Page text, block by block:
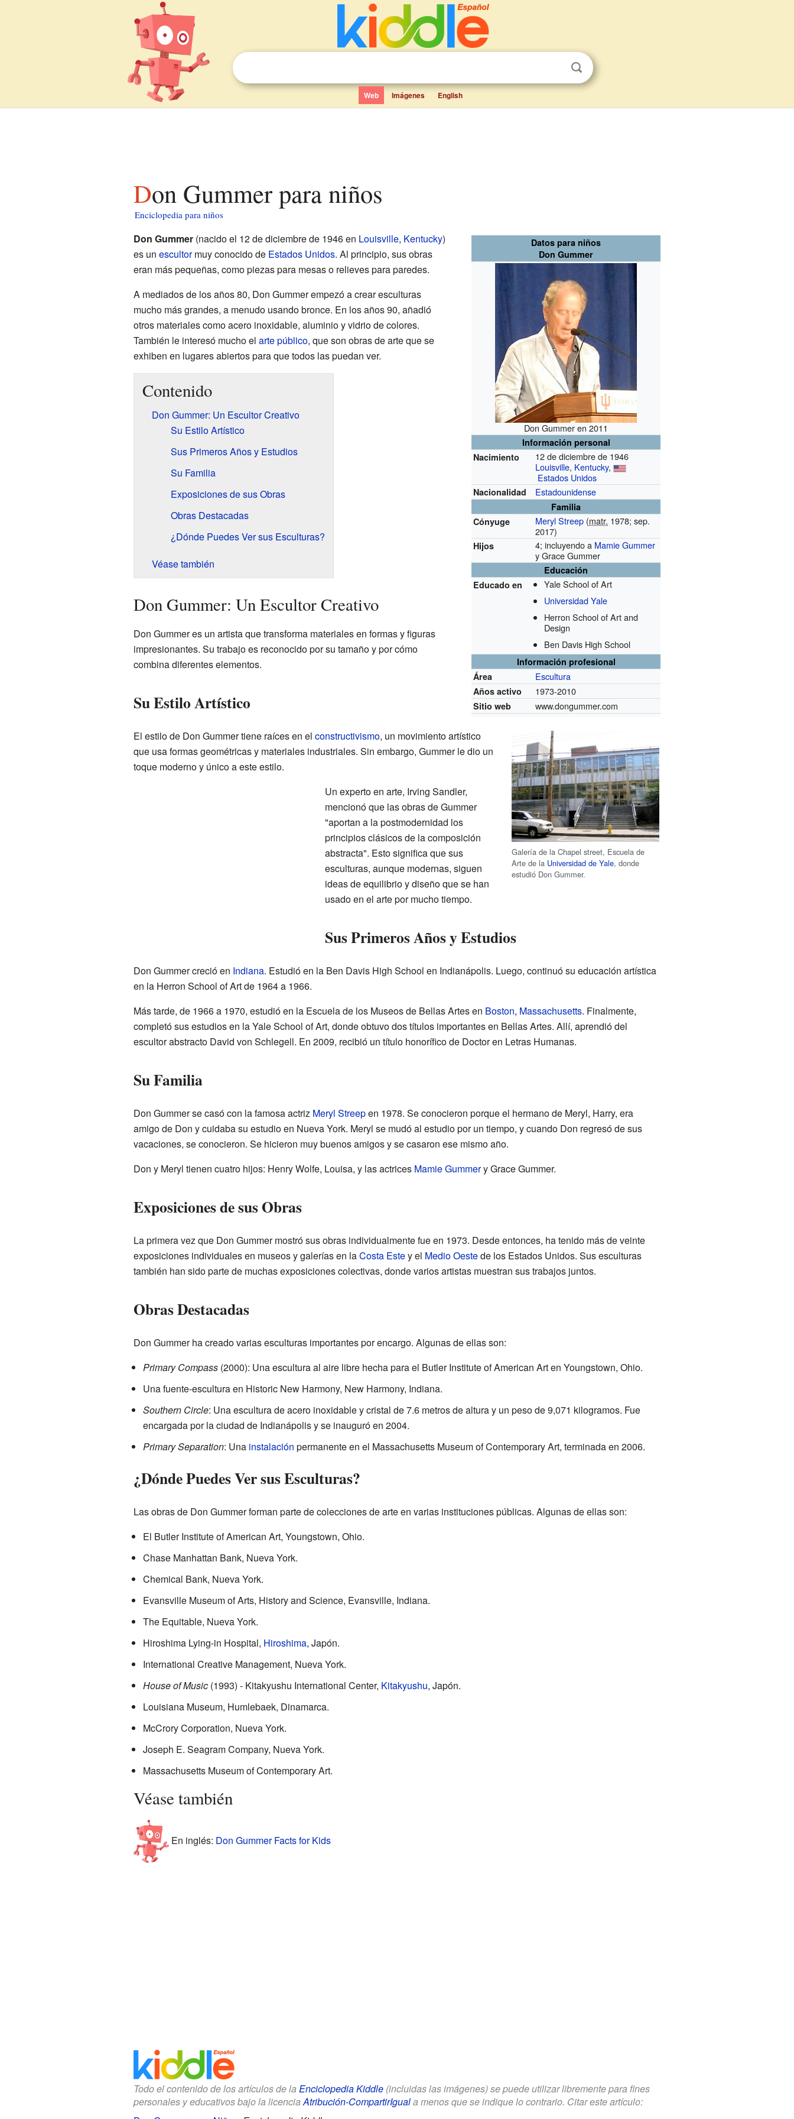
Web Imágenes English
Don Gummer para niños
Enciclopedia para niños
Datos para niños
Don Gummer
Don Gummer en 2011
Información personal
Nacimiento
12 de diciembre de 1946
Louisville, Kentucky,
Estados Unidos
Nacionalidad Estadounidense
Familia
Cónyuge
Meryl Streep (matr. 1978; sep.
2017)
Hijos 4; incluyendo a Mamie Gummer
y Grace Gummer
Educación
Educado en
Yale School of Art
Universidad Yale
Herron School of Art and
Design
Ben Davis High School
Información profesional
Área
Escultura
Años activo 1973-2010
Sitio web www.dongummer.com
Galería de la Chapel street, Escuela de
Arte de la Universidad de Yale, donde
estudió Don Gummer.
Don Gummer(nacido el 12 de diciembre de 1946 en Louisville, Kentucky)
es un escultormuy conocido de Estados Unidos. Al principio, sus obras
eran más pequeñas, como piezas para mesas o relieves para paredes.
A mediados de los años 80, Don Gummer empezó a crear esculturas
mucho más grandes, a menudo usando bronce. En los años 90, añadió
otros materiales como acero inoxidable, aluminio y vidrio de colores.
También le interesó mucho el arte público, que son obras de arte que se
exhiben en lugares abiertos para que todos las puedan ver.
Contenido
Don Gummer: Un Escultor Creativo
Su Estilo Artístico
Sus Primeros Años y Estudios
Su Familia
Exposiciones de sus Obras
Obras Destacadas
¿Dónde Puedes Ver sus Esculturas?
Véase también
Don Gummer: Un Escultor Creativo
Don Gummer es un artista que transforma materiales en formas y figuras
impresionantes. Su trabajo es reconocido por su tamaño y por cómo
combina diferentes elementos.
Su Estilo Artístico
El estilo de Don Gummer tiene raíces en el constructivismo, un movimiento artístico
que usa formas geométricas y materiales industriales. Sin embargo, Gummer le dio un
toque moderno y único a este estilo.
Un experto en arte, Irving Sandler,
mencionó que las obras de Gummer
"aportan a la postmodernidad los
principios clásicos de la composición
abstracta". Esto significa que sus
esculturas, aunque modernas, siguen
ideas de equilibrio y diseño que se han
usado en el arte por mucho tiempo.
Sus Primeros Años y Estudios
Don Gummer creció en Indiana. Estudió en la Ben Davis High School en Indianápolis. Luego, continuó su educación artística
en la Herron School of Art de 1964 a 1966.
Más tarde, de 1966 a 1970, estudió en la Escuela de los Museos de Bellas Artes en Boston, Massachusetts. Finalmente,
completó sus estudios en la Yale School of Art, donde obtuvo dos títulos importantes en Bellas Artes. Allí, aprendió del
escultor abstracto David von Schlegell. En 2009, recibió un título honorífico de Doctor en Letras Humanas.
Su Familia
Don Gummer se casó con la famosa actriz Meryl Streepen 1978. Se conocieron porque el hermano de Meryl, Harry, era
amigo de Don y cuidaba su estudio en Nueva York. Meryl se mudó al estudio por un tiempo, y cuando Don regresó de sus
vacaciones, se conocieron. Se hicieron muy buenos amigos y se casaron ese mismo año.
Don y Meryl tienen cuatro hijos: Henry Wolfe, Louisa, y las actrices Mamie Gummery Grace Gummer.
Exposiciones de sus Obras
La primera vez que Don Gummer mostró sus obras individualmente fue en 1973. Desde entonces, ha tenido más de veinte
exposiciones individuales en museos y galerías en laCosta Estey el Medio Oestede los Estados Unidos. Sus esculturas
también han sido parte de muchas exposiciones colectivas, donde varios artistas muestran sus trabajos juntos.
Obras Destacadas
Don Gummer ha creado varias esculturas importantes por encargo. Algunas de ellas son:
Primary Compass(2000): Una escultura al aire libre hecha para el Butler Institute of American Art en Youngstown, Ohio.
Una fuente-escultura en Historic New Harmony, New Harmony, Indiana.
Southern Circle: Una escultura de acero inoxidable y cristal de 7.6 metros de altura y un peso de 9,071 kilogramos. Fue
encargada por la ciudad de Indianápolis y se inauguró en 2004.
Primary Separation: Una instalación permanente en el Massachusetts Museum of Contemporary Art, terminada en 2006.
¿Dónde Puedes Ver sus Esculturas?
Las obras de Don Gummer forman parte de colecciones de arte en varias instituciones públicas. Algunas de ellas son:
El Butler Institute of American Art, Youngstown, Ohio.
Chase Manhattan Bank, Nueva York.
Chemical Bank, Nueva York.
Evansville Museum of Arts, History and Science, Evansville, Indiana.
The Equitable, Nueva York.
Hiroshima Lying-in Hospital, Hiroshima, Japón.
International Creative Management, Nueva York.
House of Music(1993) - Kitakyushu International Center, Kitakyushu, Japón.
Louisiana Museum, Humlebaek, Dinamarca.
McCrory Corporation, Nueva York.
Joseph E. Seagram Company, Nueva York.
Massachusetts Museum of Contemporary Art.
Véase también
En inglés: Don Gummer Facts for Kids
Todo el contenido de los artículos de la Enciclopedia Kiddle(incluidas las imágenes) se puede utilizar libremente para fines
personales y educativos bajo la licenciaAtribución-CompartirIguala menos que se indique lo contrario. Citar este artículo: